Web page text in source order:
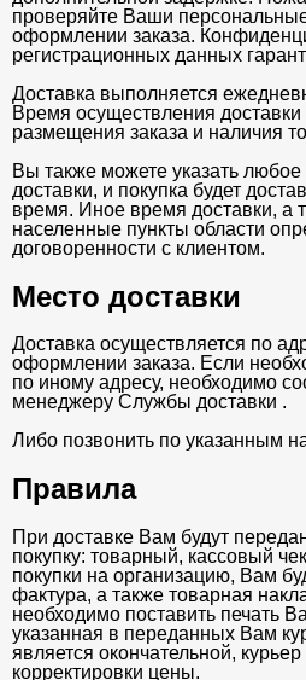
проверяйте Ваши
оформлении заказа.
регистрационных данных
Доставка выполняется
Время осуществления доставки
размещения заказа и наличия
Вы также можете указать
доставки, и покупка будет
время. Иное время доставки, а
населенные пункты области
договоренности с клиентом.
Место доставки
Доставка осуществляется по
оформлении заказа. Если
по иному адресу, необходимо
менеджеру Службы доставки .
Либо позвонить по указанным
Правила
При доставке Вам будут
покупку: товарный, кассовый
покупки на организацию, Вам
фактура, а также товарная
необходимо поставить печать
указанная в переданных Вам
является окончательной,
корректировки цены.